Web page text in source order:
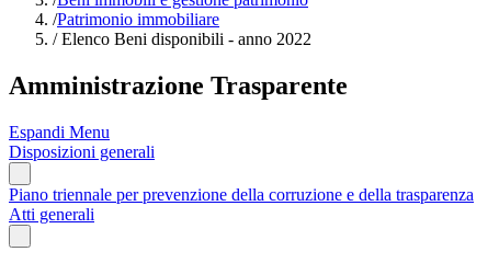
/Patrimonio immobiliare
/Elenco Beni disponibili - anno 2022
Amministrazione Trasparente
Espandi Menu
Disposizioni generali
Piano triennale per prevenzione della corruzione e della trasparenza
Atti generali